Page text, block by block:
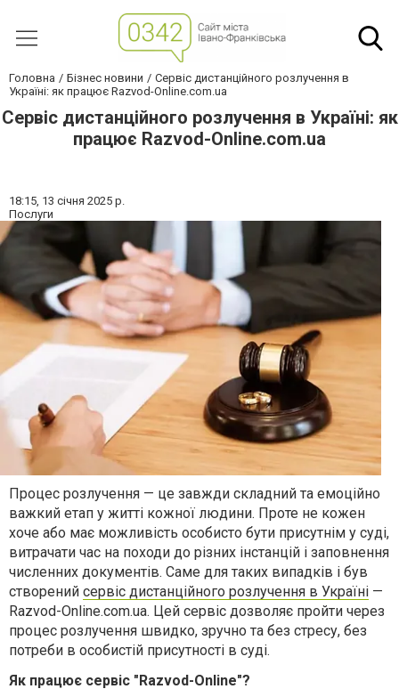
Головна Бізнес новини
Сервіс дистанційного розлучення в
Україні: як працює Razvod-Online.com.ua
Сервіс дистанційного розлучення в Україні: як
працює Razvod-Online.com.ua
18:15, 13 січня 2025 р.
Послуги
Процес розлучення — це завжди складний та емоційно
важкий етап у житті кожної людини. Проте не кожен
хоче або має можливість особисто бути присутнім у суді,
витрачати час на походи до різних інстанцій і заповнення
численних документів. Саме для таких випадків і був
створений сервіс дистанційного розлучення в Україні —
Razvod-Online.com.ua. Цей сервіс дозволяє пройти через
процес розлучення швидко, зручно та без стресу, без
потреби в особистій присутності в суді.
Як працює сервіс "Razvod-Online"?